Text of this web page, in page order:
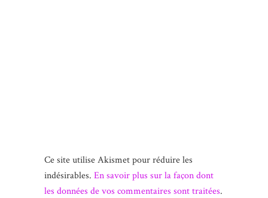
Ce site utilise Akismet pour réduire les
indésirables. En savoir plus sur la façon dont
les données de vos commentaires sont traitées.